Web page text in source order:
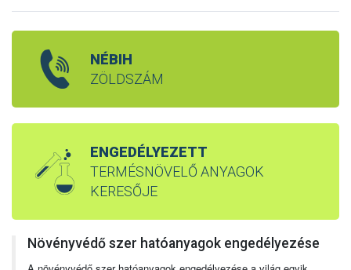
NÉBIH
ZÖLDSZÁM
ENGEDÉLYEZETT
TERMÉSNÖVELŐ ANYAGOK
KERESŐJE
Növényvédő szer hatóanyagok engedélyezése